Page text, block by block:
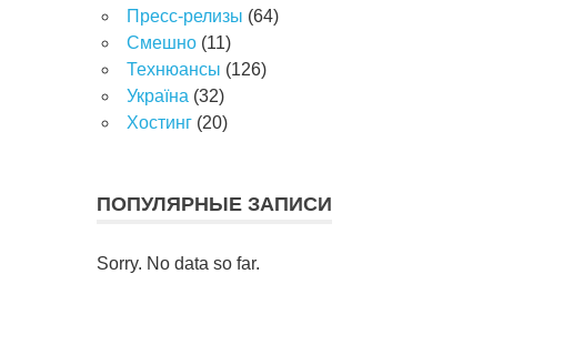
Пресс-релизы (64)
Смешно (11)
Технюансы (126)
Україна (32)
Хостинг (20)
ПОПУЛЯРНЫЕ ЗАПИСИ
Sorry. No data so far.